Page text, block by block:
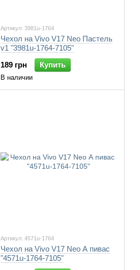
Артикул: 3981u-1764
Чехол на Vivo V17 Neo Пастель
v1 "3981u-1764-7105"
189 грн
Купить
В наличии
Артикул: 4571u-1764
Чехол на Vivo V17 Neo А пивас
"4571u-1764-7105"